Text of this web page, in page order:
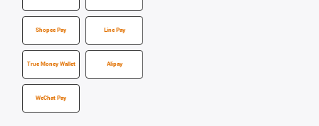
Shopee Pay Line Pay
True Money Wallet Alipay
WeChat Pay